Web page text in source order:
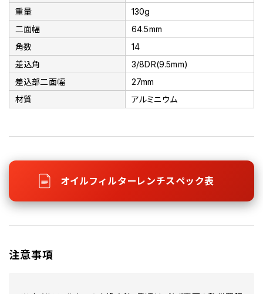
重量
130g
二面幅
64.5mm
角数
14
差込角
3/8DR(9.5mm)
差込部二面幅
27mm
材質
アルミニウム
オイルフィルターレンチスペック表
注意事項